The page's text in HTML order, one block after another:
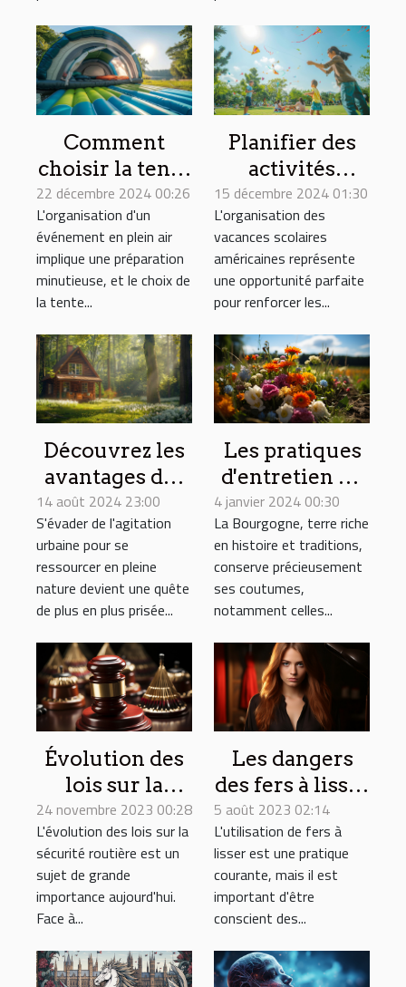
Comment
choisir la tente
gonflable
idéale pour vos
événements
22 décembre 2024 00:26
L'organisation d'un
événement en plein air
implique une préparation
minutieuse, et le choix de
la tente...
Planifier des
activités
familiales
pendant les
vacances
scolaires
américaines
15 décembre 2024 01:30
L'organisation des
vacances scolaires
américaines représente
une opportunité parfaite
pour renforcer les...
Découvrez les
avantages des
séjours en
maison d'hôtes
en pleine
nature
14 août 2024 23:00
S'évader de l'agitation
urbaine pour se
ressourcer en pleine
nature devient une quête
de plus en plus prisée...
Les pratiques
d'entretien de
sépulture et
les traditions
régionales en
Bourgogne
4 janvier 2024 00:30
La Bourgogne, terre riche
en histoire et traditions,
conserve précieusement
ses coutumes,
notamment celles...
Évolution des
lois sur la
sécurité
routière pour
minimiser les
accidents de la
24 novembre 2023 00:28
L'évolution des lois sur la
sécurité routière est un
sujet de grande
importance aujourd'hui.
Face à...
Les dangers
des fers à lisser
bon marché :
Que faut-il
savoir?
5 août 2023 02:14
L'utilisation de fers à
lisser est une pratique
courante, mais il est
important d'être
conscient des...